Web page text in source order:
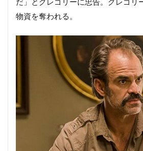
だ」とグレゴリーに忠告。グレゴリ
物資を奪われる。